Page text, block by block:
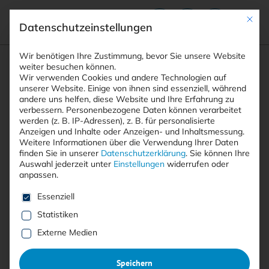
Suchfeld
Suchen
Breadcrumb-Navigation
STARTSEITE
ARTIKEL
NEUE OPENSSH-SICHERHEITSLÜCKEN BERGEN …
Inhaltsverzeichnis
Free
Neue OpenSSH-
Mit
Datenschutzeinstellungen
Wir benötigen Ihre Zustimmung, bevor Sie unsere Website
weiter besuchen können.
Wir verwenden Cookies und andere Technologien auf
unserer Website. Einige von ihnen sind essenziell, während
andere uns helfen, diese Website und Ihre Erfahrung zu
verbessern. Personenbezogene Daten können verarbeitet
werden (z. B. IP-Adressen), z. B. für personalisierte
Anzeigen und Inhalte oder Anzeigen- und Inhaltsmessung.
Weitere Informationen über die Verwendung Ihrer Daten
finden Sie in unserer Datenschutzerklärung. Sie können Ihre
Auswahl jederzeit unter Einstellungen widerrufen oder
anpassen.
Es folgt eine Liste der Service-Gruppen, für die eine
Essenziell
Statistiken
Externe Medien
Speichern